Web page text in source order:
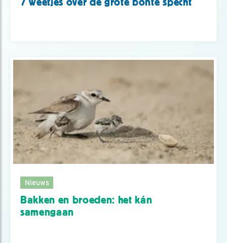
Nieuws
Bakken en broeden: het kán
samengaan